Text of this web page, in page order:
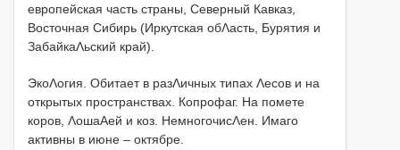
европейская часть страны, Северный Кавказ,
Восточная Сибирь (Иркутская обΛасть, Бурятия и
ЗабайкаΛьский край).
ЭкоΛогия. Обитает в разΛичных типах Λесов и на
открытых пространствах. Копрофаг. На помете
коров, ΛошаΑей и коз. НемногочисΛен. Имаго
активны в июне – октябре.